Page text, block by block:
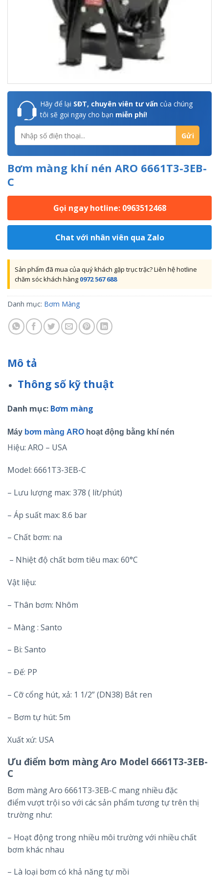
Hãy để lại SĐT, chuyên viên tư vấn của chúng
tôi sẽ gọi ngay cho bạn miễn phí!
Bơm màng khí nén ARO 6661T3-3EB-
C
Gọi ngay hotline: 0963512468
Chat với nhân viên qua Zalo
Sản phẩm đã mua của quý khách gặp trục trặc? Liên hệ hotline
chăm sóc khách hàng 0972 567 688
Danh mục: Bơm Màng
Mô tả
Thông số kỹ thuật
Danh mục: Bơm màng
Máy bơm màng ARO hoạt động bằng khí nén
Hiệu: ARO – USA
Model: 6661T3-3EB-C
– Lưu lượng max: 378 ( lít/phút)
– Áp suất max: 8.6 bar
– Chất bơm: na
– Nhiệt độ chất bơm tiêu max: 60°C
Vật liệu:
– Thân bơm: Nhôm
– Màng : Santo
– Bi: Santo
– Đế: PP
– Cỡ cổng hút, xả: 1 1/2” (DN38) Bắt ren
– Bơm tự hút: 5m
Xuất xứ: USA
Ưu điểm bơm màng Aro Model 6661T3-3EB-
C
Bơm màng Aro 6661T3-3EB-C mang nhiều đặc
điểm vượt trội so với các sản phẩm tương tự trên thị
trường như:
– Hoạt động trong nhiều môi trường với nhiều chất
bơm khác nhau
– Là loại bơm có khả năng tự mồi